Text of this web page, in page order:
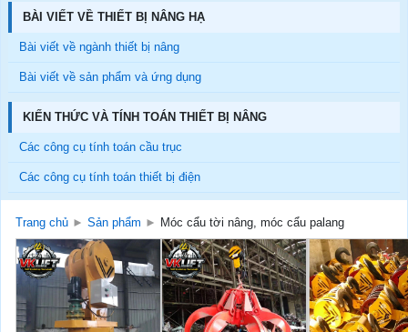
BÀI VIẾT VỀ THIẾT BỊ NÂNG HẠ
Bài viết về ngành thiết bị nâng
Bài viết về sản phẩm và ứng dụng
KIẾN THỨC VÀ TÍNH TOÁN THIẾT BỊ NÂNG
Các công cụ tính toán cầu trục
Các công cụ tính toán thiết bị điện
Trang chủ ► Sản phẩm ► Móc cẩu tời nâng, móc cẩu palang